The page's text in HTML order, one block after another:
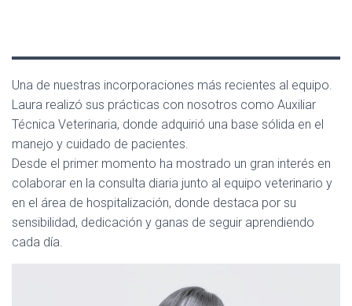
Una de nuestras incorporaciones más recientes al equipo.
Laura realizó sus prácticas con nosotros como Auxiliar
Técnica Veterinaria, donde adquirió una base sólida en el
manejo y cuidado de pacientes.
Desde el primer momento ha mostrado un gran interés en
colaborar en la consulta diaria junto al equipo veterinario y
en el área de hospitalización, donde destaca por su
sensibilidad, dedicación y ganas de seguir aprendiendo
cada día.